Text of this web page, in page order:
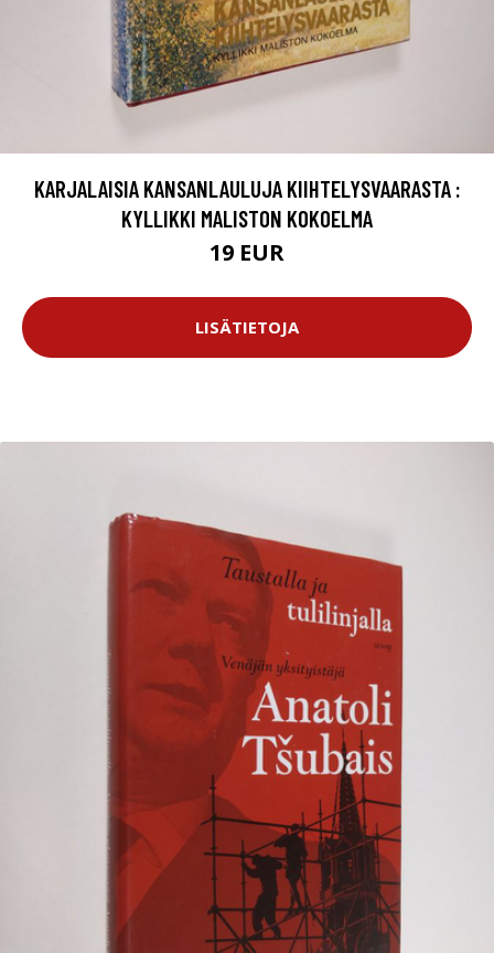
KARJALAISIA KANSANLAULUJA KIIHTELYSVAARASTA :
KYLLIKKI MALISTON KOKOELMA
19 EUR
LISÄTIETOJA